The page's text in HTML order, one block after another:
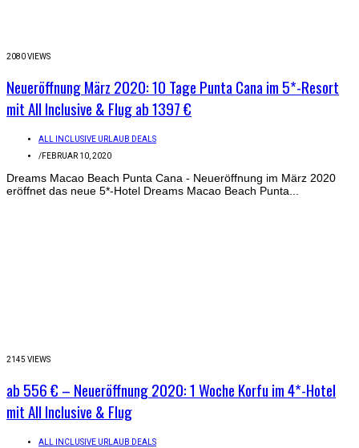
2080 VIEWS
Neueröffnung März 2020: 10 Tage Punta Cana im 5*-Resort
mit All Inclusive & Flug ab 1397 €
ALL INCLUSIVE URLAUB DEALS
/FEBRUAR 10, 2020
Dreams Macao Beach Punta Cana - Neueröffnung im März 2020
eröffnet das neue 5*-Hotel Dreams Macao Beach Punta...
2145 VIEWS
ab 556 € – Neueröffnung 2020: 1 Woche Korfu im 4*-Hotel
mit All Inclusive & Flug
ALL INCLUSIVE URLAUB DEALS